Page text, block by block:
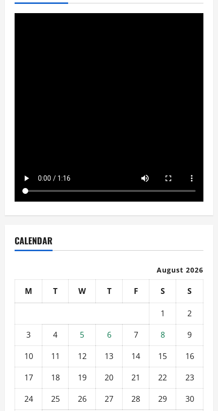
CALENDAR
August 2026
M T W T F S S
1
2
3
4 5 6 7 8
9
10
11 12 13 14 15
16
17
18 19 20 21 22
23
24
25 26 27 28 29
30